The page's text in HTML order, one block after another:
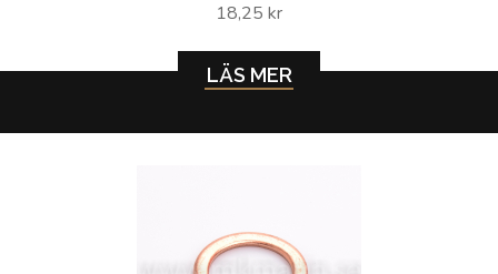
18,25 kr
LÄS MER